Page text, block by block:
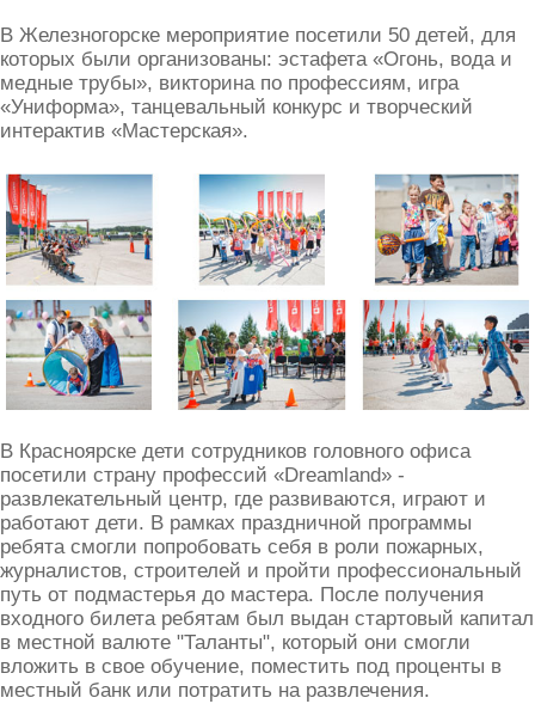
В Железногорске мероприятие посетили 50 детей, для
которых были организованы: эстафета «Огонь, вода и
медные трубы», викторина по профессиям, игра
«Униформа», танцевальный конкурс и творческий
интерактив «Мастерская».
В Красноярске дети сотрудников головного офиса
посетили страну профессий «Dreamland» -
развлекательный центр, где развиваются, играют и
работают дети. В рамках праздничной программы
ребята смогли попробовать себя в роли пожарных,
журналистов, строителей и пройти профессиональный
путь от подмастерья до мастера. После получения
входного билета ребятам был выдан стартовый капитал
в местной валюте "Таланты", который они смогли
вложить в свое обучение, поместить под проценты в
местный банк или потратить на развлечения.